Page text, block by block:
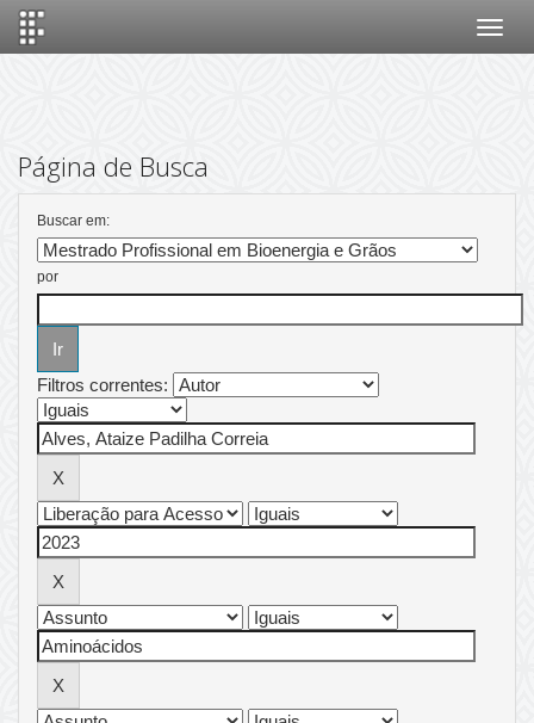
Página de Busca
Buscar em:
por
Filtros correntes: